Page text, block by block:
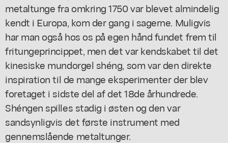
metaltunge fra omkring 1750 var blevet almindelig
kendt i Europa, kom der gang i sagerne. Muligvis
har man også hos os på egen hånd fundet frem til
fritungeprincippet, men det var kendskabet til det
kinesiske mundorgel shéng, som var den direkte
inspiration til de mange eksperimenter der blev
foretaget i sidste del af det 18de århundrede.
Shéngen spilles stadig i østen og den var
sandsynligvis det første instrument med
gennemslående metaltunger.